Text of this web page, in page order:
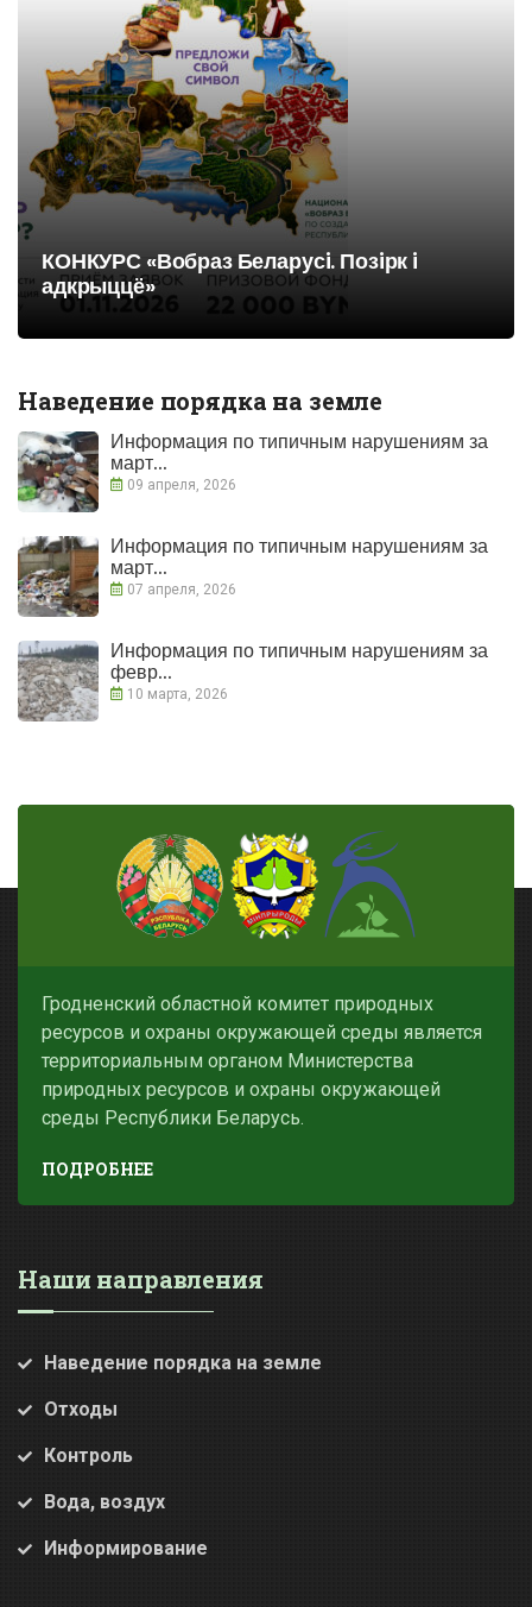
КОНКУРС «Вобраз Беларусi. Позiрк i
адкрыццё»
Наведение порядка на земле
Информация по типичным нарушениям за
март...
09 апреля, 2026
Информация по типичным нарушениям за
март...
07 апреля, 2026
Информация по типичным нарушениям за
февр...
10 марта, 2026
Гродненский областной комитет природных
ресурсов и охраны окружающей среды является
территориальным органом Министерства
природных ресурсов и охраны окружающей
среды Республики Беларусь.
ПОДРОБНЕЕ
Наши направления
Наведение порядка на земле
Отходы
Контроль
Вода, воздух
Информирование